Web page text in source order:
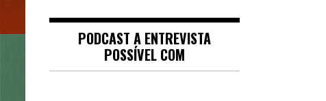
PODCAST A ENTREVISTA
POSSÍVEL COM